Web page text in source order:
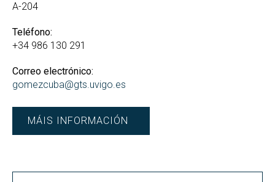
A-204
Teléfono:
+34 986 130 291
Correo electrónico:
gomezcuba@gts.uvigo.es
MÁIS INFORMACIÓN